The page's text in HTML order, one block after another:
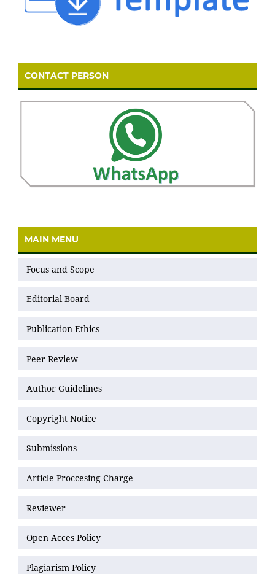
CONTACT PERSON
MAIN MENU
Focus and Scope
Editorial Board
Publication Ethics
Peer Review
Author Guidelines
Copyright Notice
Submissions
Article Proccesing Charge
Reviewer
Open Acces Policy
Plagiarism Policy